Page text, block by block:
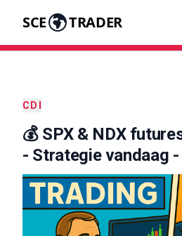
SCE TRADER
CDI
💰 SPX & NDX
- Strategie vandaag